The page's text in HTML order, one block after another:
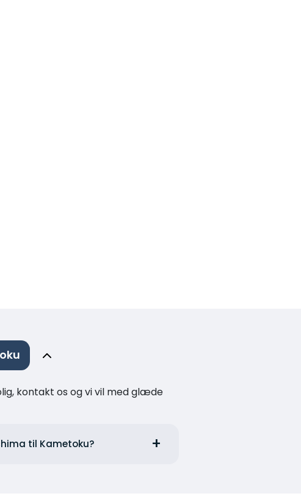
kontakt os og vi vil med glæde
til Kametoku?